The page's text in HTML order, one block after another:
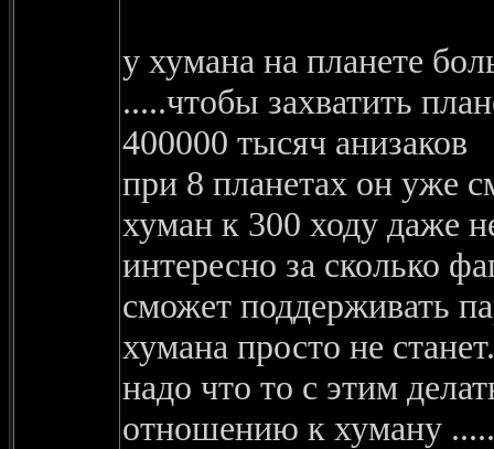
у хумана на планете
.....чтобы захватить
400000 тысяч анизаков
при 8 планетах он уже
хуман к 300 ходу даже
интересно за сколько
сможет поддерживать
хумана просто не
надо что то с этим
отношению к хуману .....